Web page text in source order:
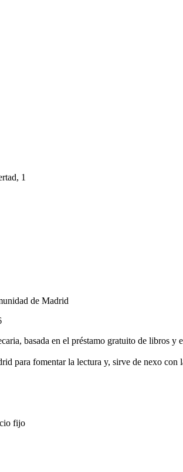
1
de Madrid
basada en el préstamo gratuito de libros
para fomentar la lectura y, sirve de nexo con
fijo